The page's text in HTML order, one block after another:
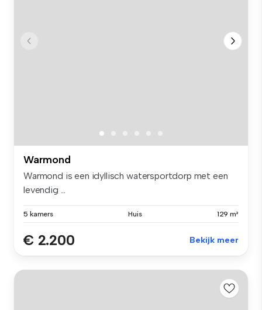
Warmond
Warmond is een idyllisch watersportdorp met een
levendig ...
5 kamers Huis 129 m²
€ 2.200 Bekijk meer